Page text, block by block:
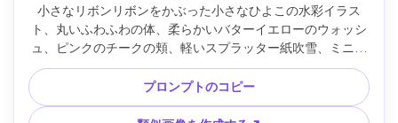
小さなリボンリボンをかぶった小さなひよこの水彩イラス
ト、丸いふわふわの体、柔らかいバターイエローのウォッシ
ュ、ピンクのチークの頬、軽いスプラッター紙吹雪、ミニマ
ルな背景、紙の質感が際立つ、かわいいシールのような中央
構図、すっきりとしたエッジと柔らかい影、85mmレンズ、
浅い被写界深度 --ar 4:5
プロンプトのコピー